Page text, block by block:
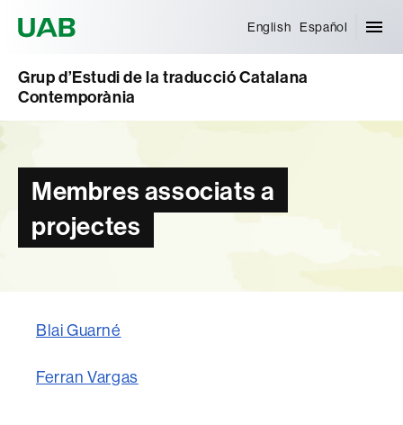
English Español
Grup d’Estudi de la traducció Catalana
Contemporània
Membres associats a
projectes
Blai Guarné
Ferran Vargas